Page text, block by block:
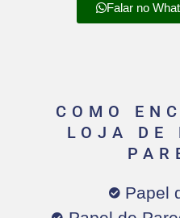
Falar no
COMO
LOJA DE
Papel